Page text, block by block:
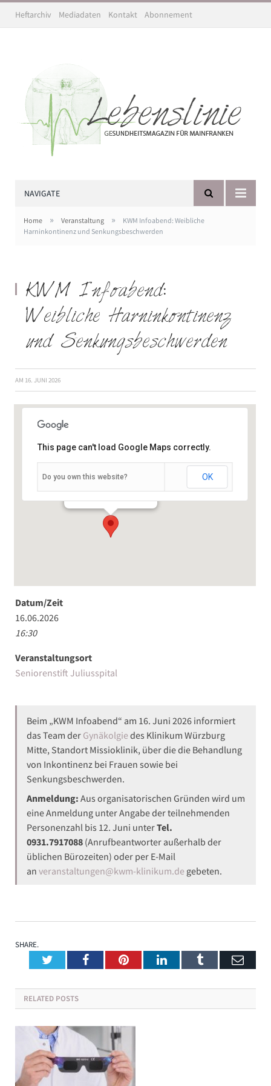
Heftarchiv Mediadaten Kontakt Abonnement
NAVIGATE
Home » Veranstaltung »
KWM Infoabend: Weibliche
Harninkontinenz und Senkungsbeschwerden
KWM Infoabend:
Weibliche Harninkontinenz
und Senkungsbeschwerden
AM 16. JUNI 2026
Veranstaltungen
This page can't load Google Maps correctly.
Do you own this website? OK
Datum/Zeit
16.06.2026
16:30
Veranstaltungsort
Seniorenstift Juliusspital
Beim „KWM Infoabend“ am 16. Juni 2026 informiert
das Team der Gynäkolgiedes Klinikum Würzburg
Mitte, Standort Missioklinik, über die die Behandlung
von Inkontinenz bei Frauen sowie bei
Senkungsbeschwerden.
Anmeldung: Aus organisatorischen Gründen wird um
eine Anmeldung unter Angabe der teilnehmenden
Personenzahl bis 12. Juni unterTel.
0931.7917088 (Anrufbeantworter außerhalb der
üblichen Bürozeiten) oder per E-Mail
an veranstaltungen@kwm-klinikum.de gebeten.
SHARE.
TwitterFacebookPinterestLinkedInTumblr
RELATED POSTS